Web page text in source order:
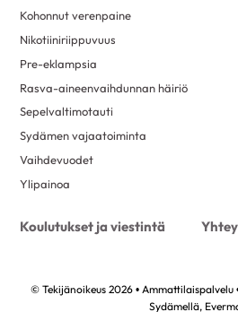
Kohonnut verenpaine
Nikotiiniriippuvuus
Pre-eklampsia
Rasva-aineenvaihdunnan häiriö
Sepelvaltimotauti
Sydämen vajaatoiminta
Vaihdevuodet
Ylipainoa
Koulutukset ja viestintä
© Tekijänoikeus 2026 • Ammattilaispalvelu
Sydämellä,